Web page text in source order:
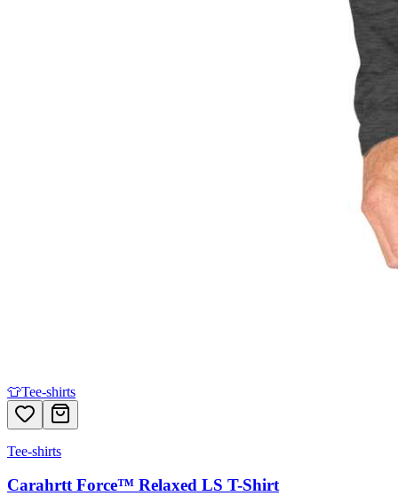
👕Tee-shirts
Tee-shirts
Carahrtt Force™ Relaxed LS T-Shirt